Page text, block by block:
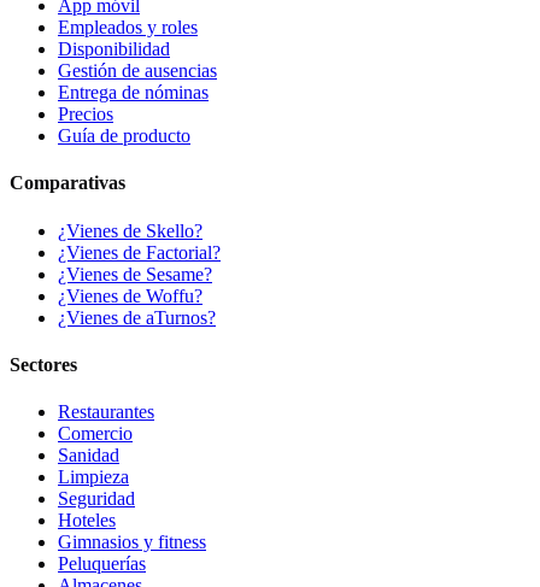
App móvil
Empleados y roles
Disponibilidad
Gestión de ausencias
Entrega de nóminas
Precios
Guía de producto
Comparativas
¿Vienes de Skello?
¿Vienes de Factorial?
¿Vienes de Sesame?
¿Vienes de Woffu?
¿Vienes de aTurnos?
Sectores
Restaurantes
Comercio
Sanidad
Limpieza
Seguridad
Hoteles
Gimnasios y fitness
Peluquerías